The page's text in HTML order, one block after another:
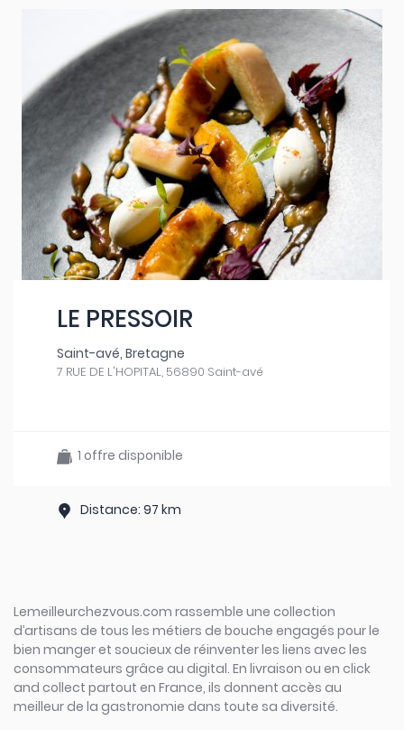
LE PRESSOIR
Saint-avé, Bretagne
7 RUE DE L'HOPITAL, 56890 Saint-avé
1 offre disponible
Distance: 97 km
Lemeilleurchezvous.com rassemble une collection
d’artisans de tous les métiers de bouche engagés pour le
bien manger et soucieux de réinventer les liens avec les
consommateurs grâce au digital. En livraison ou en click
and collect partout en France, ils donnent accès au
meilleur de la gastronomie dans toute sa diversité.